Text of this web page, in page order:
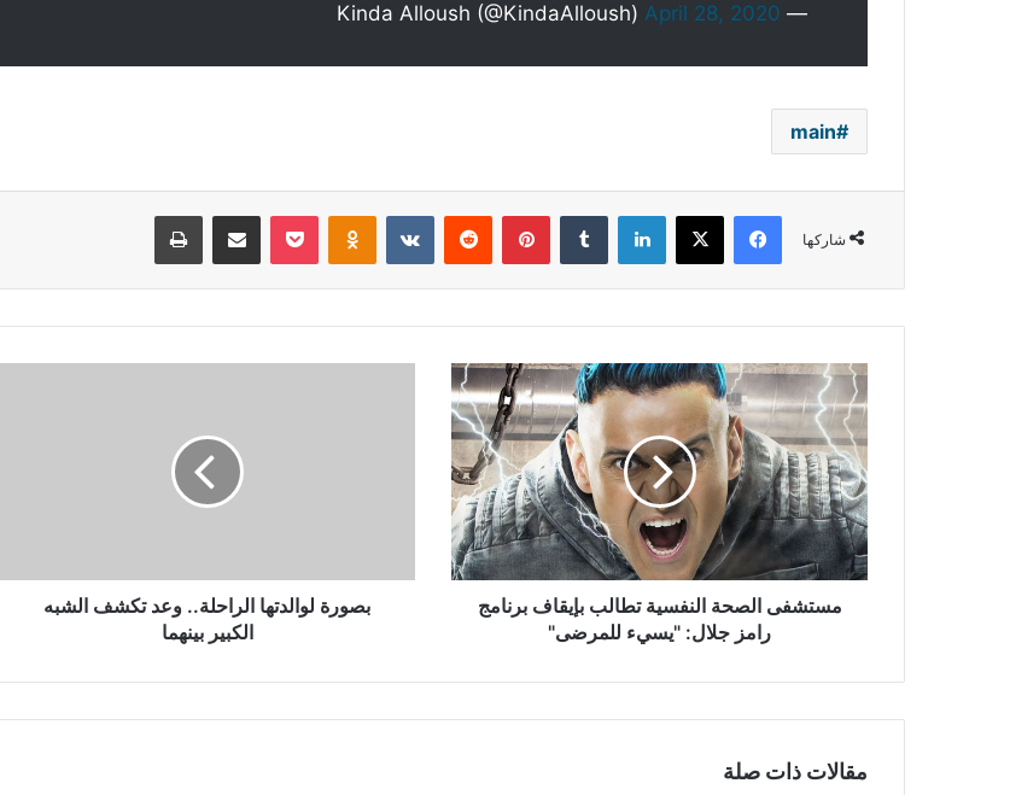
— Kinda Alloush (@KindaAlloush)
April 28, 2020
main
شاركها
فيسبوك ‫X لينكدإن بينتيريست Odnoklassniki
‫Pocket مشاركة عبر البريد طباعة
مستشفى
الصحة
النفسية
تطالب
بإيقاف
برنامج
رامز
جلال:
"يسيء
للمرضى"
مستشفى الصحة النفسية تطالب بإيقاف برنامج
رامز جلال: "يسيء للمرضى"
بصورة لوالدتها الراحلة.. وعد تكشف الشبه
الكبير بينهما
مقالات ذات صلة